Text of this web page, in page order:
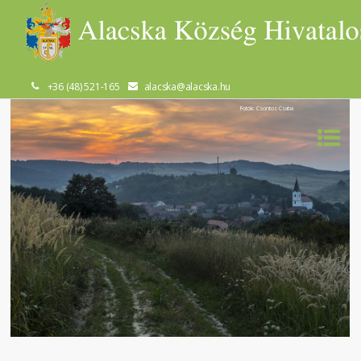
+36 (48) 521-165 alacska@alacska.hu
Fotók: Csontos Csaba